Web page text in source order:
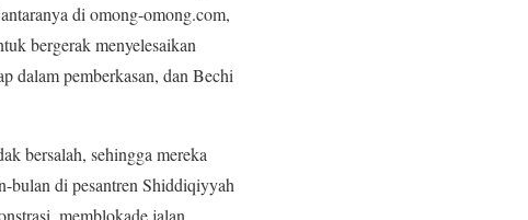
di omong-omong.com,
bergerak menyelesaikan
dalam pemberkasan, dan Bechi
bersalah, sehingga mereka
bulan di pesantren Shiddiqiyyah
memblokade jalan.